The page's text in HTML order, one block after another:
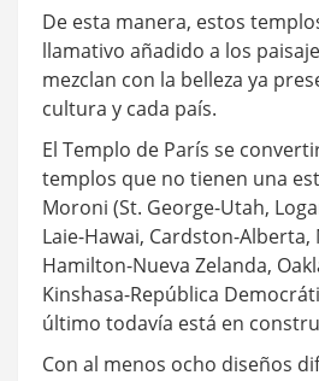
De esta manera, estos
llamativo añadido a los
mezclan con la belleza ya
cultura y cada país.
El Templo de París se
templos que no tienen una
Moroni (St. George-Utah,
Laie-Hawai, Cardston-Alberta,
Hamilton-Nueva Zelanda,
Kinshasa-República
último todavía está en
Con al menos ocho diseños